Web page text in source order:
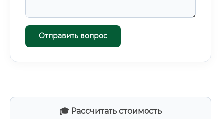
🎓 Рассчитать стоимость
Отправить вопрос